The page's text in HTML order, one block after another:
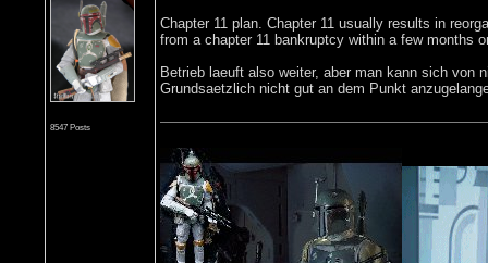
8547 Posts
Chapter 11 plan. Chapter 11 usually results in
from a chapter 11 bankruptcy within a few months
Betrieb laeuft also weiter, aber man kann sich von
Grundsaetzlich nicht gut an dem Punkt